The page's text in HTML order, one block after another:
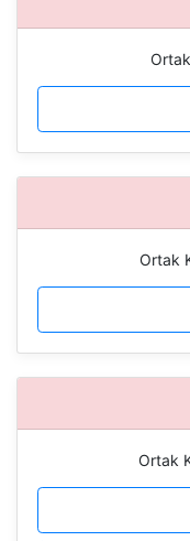
Ortak
Ortak